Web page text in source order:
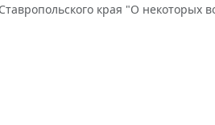
края "О некоторых